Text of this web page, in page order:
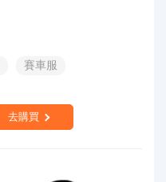
賽車服
去購買